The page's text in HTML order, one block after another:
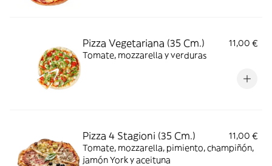
Pizza Vegetariana (35 Cm.)
11,00 €
Tomate, mozzarella y verduras
Pizza 4 Stagioni (35 Cm.)
11,00 €
Tomate, mozzarella, pimiento, champiñón,
jamón York y aceituna